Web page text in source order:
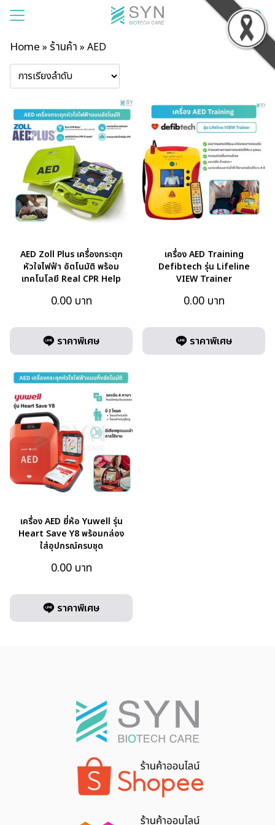
งเรา
นค้า
ยน
Home » ร้านค้า » AED
AED Zoll Plus เครื่องกระตุก
หัวใจไฟฟ้า อัตโนมัติ พร้อม
เทคโนโลยี Real CPR Help
0.00 บาท
ราคาพิเศษ
เครื่อง AED Training
Defibtech รุ่น Lifeline
VIEW Trainer
0.00 บาท
ราคาพิเศษ
เครื่อง AED ยี่ห้อ Yuwell รุ่น
Heart Save Y8 พร้อมกล่อง
ใส่อุปกรณ์ครบชุด
0.00 บาท
ราคาพิเศษ